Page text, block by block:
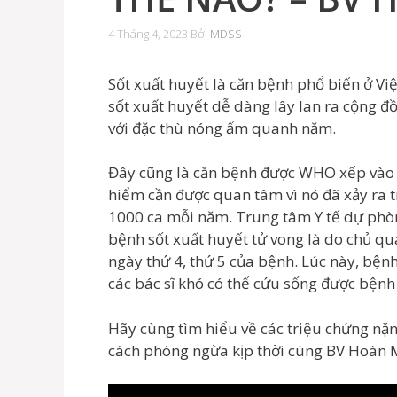
4 Tháng 4, 2023 Bởi MDSS
Sốt xuất huyết là căn bệnh phổ biến ở
sốt xuất huyết dễ dàng lây lan ra cộng
với đặc thù nóng ẩm quanh năm.
Đây cũng là căn bệnh được WHO xếp
hiểm cần được quan tâm vì nó đã xảy ra
1000 ca mỗi năm. Trung tâm Y tế dự
bệnh sốt xuất huyết tử vong là do chủ
ngày thứ 4, thứ 5 của bệnh. Lúc này,
các bác sĩ khó có thể cứu sống được
Hãy cùng tìm hiểu về các triệu chứng
cách phòng ngừa kịp thời cùng BV Hoàn